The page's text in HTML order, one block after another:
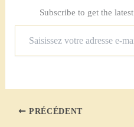
Subscribe to get the
votre
adresse
PRÉCÉDENT